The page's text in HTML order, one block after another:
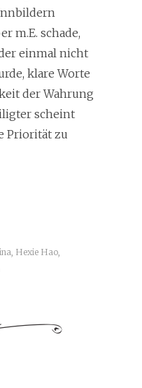
m.E. schade,
einmal nicht
klare Worte
der Wahrung
scheint
Priorität zu
Hexie Hao